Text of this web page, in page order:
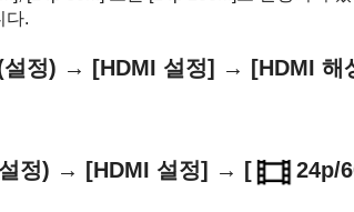
다.
설정) → [HDMI 설정] → [HDMI 해
설정) → [HDMI 설정] → [ 24p/